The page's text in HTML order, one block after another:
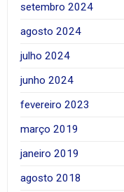
setembro 2024
agosto 2024
julho 2024
junho 2024
fevereiro 2023
março 2019
janeiro 2019
agosto 2018